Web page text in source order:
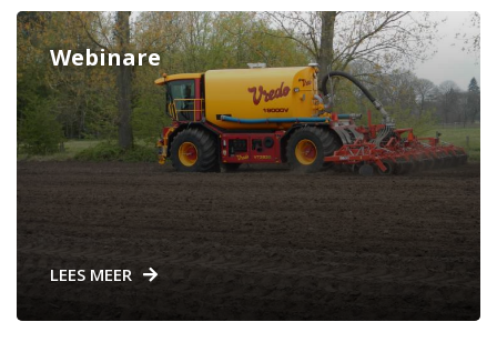
Webinare
LEES MEER